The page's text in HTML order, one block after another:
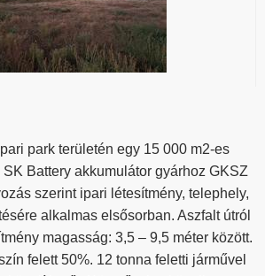
park területén egy 15 000 m2-es
Battery akkumulátor gyárhoz GKSZ
szerint ipari létesítmény, telephely,
alkalmas elsősorban. Aszfalt útról
magasság: 3,5 – 9,5 méter között.
felett 50%. 12 tonna feletti járművel